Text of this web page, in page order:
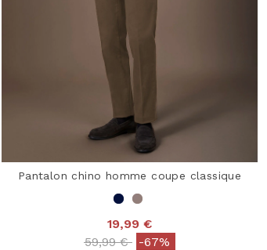
Pantalon chino homme coupe classique
19,99 €
Price reduced from
59,99 €to-67%